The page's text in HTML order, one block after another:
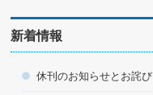
新着情報
休刊のお知らせとお詫び